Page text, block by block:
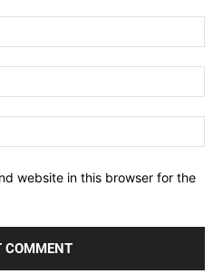
website in this browser for the